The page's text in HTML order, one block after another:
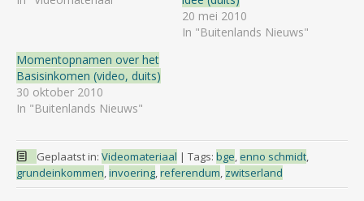
20 mei 2010
In "Buitenlands Nieuws"
Momentopnamen over het
Basisinkomen (video, duits)
30 oktober 2010
In "Buitenlands Nieuws"
Geplaatst in: Videomateriaal | Tags: bge, enno schmidt,
grundeinkommen,invoering,referendum, zwitserland